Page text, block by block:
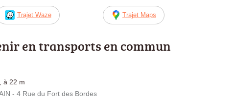
Trajet Waze Trajet Maps
en transports en commun
à 22 m
- 4 Rue du Fort des Bordes